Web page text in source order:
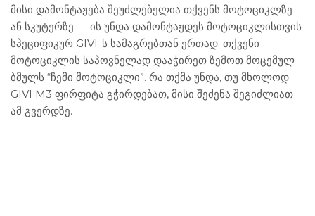
მისი დამონტაჟება შეუძლებელია თქვენს მოტოციკლზე
ან სკუტერზე — ის უნდა დამონტაჟდეს მოტოციკლისთვის
სპეციფიკურ GIVI-ს სამაგრებთან ერთად. თქვენი
მოტოციკლის საპოვნელად დააჭირეთ ზემოთ მოცემულ
ბმულს “ჩემი მოტოციკლი”. რა თქმა უნდა, თუ მხოლოდ
GIVI M3 ფირფიტა გჭირდებათ, მისი შეძენა შეგიძლიათ
ამ გვერდზე.